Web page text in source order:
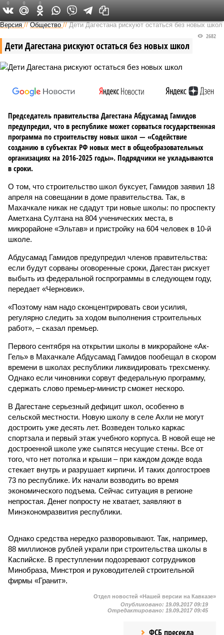
Версия на Кавказе
Версия //Общество //Дети Дагестана рискуют остаться без новых школ
Дети Дагестана рискуют остаться без новых школ
2682
Председатель правительства Дагестана Абдусамад Гамидов
предупредил, что в республике может сорваться государственная
программа по строительству новых школ — «Содействие
созданию в субъектах РФ новых мест в общеобразовательных
организациях на 2016-2025 годы». Подрядчики не укладываются
в сроки.
О том, что строительство школ буксует, Гамидов заявил 18
апреля на совещании в доме правительства. Так, в
Махачкале никак не сдадут три новые школы: по проспекту
Аметхана Султана на 804 ученических места, в
микрорайоне «Эльтав» и пристройку на 604 человек в 10-й
школе.
Абдусамад Гамидов предупредил членов правительства:
если будут сорваны оговоренные сроки, Дагестан рискует
выбыть из федеральной госпрограммы в следующем году,
передает «Черновик».
«Поэтому нам надо сконцентрировать свои усилия,
регулярно следить за ходом выполнения строительных
работ», – сказал премьер.
Первого сентября на открытии школы в микрорайоне «Ак-
Гель» в Махачкале Абдусамад Гамидов пообещал в скором
времени в школах республики ликвидировать трехсменку.
Однако если чиновники сорвут федеральную программу,
сдержать слово премьер-министр сможет нескоро.
В Дагестане серьезный дефицит школ, особенно в
сельской местности. Новую школу в селе Ахли не могут
достроить уже десять лет. Возведен только каркас
спортзала и первый этаж учебного корпуса. В новой еще не
достроенной школе уже сыпятся несущие стены. Все от
того, что нет потолка и крыши – при каждом дожде вода
стекает внутрь и разрушает кирпичи. И таких долгостроев
73 по республике. Их начали возводить во время
экономического подъема. Сейчас ситуация в регионе
непростая. Денег попросту не хватает, заявляют в
Минэкономразвития республики.
Однако средства нередко разворовывают. Так, например,
88 миллионов рублей украли при строительства школы в
Каспийске. В преступлении подозревают сотрудников
Минобраза, Минстроя и руководителей строительной
фирмы «Гранит».
0 0 0
Отдел новостей «Нашей версии на Кавказе»
Опубликовано: 19.09.2017 09:19
Отредактировано: 19.09.2017 09:45
ФСБ пресекла